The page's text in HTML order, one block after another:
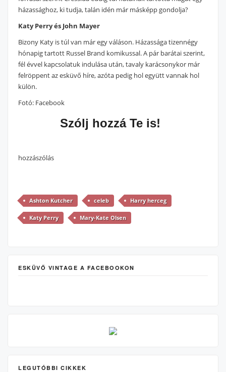
házassághoz, ki tudja, talán idén már másképp gondolja?
Katy Perry és John Mayer
Bizony Katy is túl van már egy váláson. Házassága tizennégy
hónapig tartott Russel Brand komikussal. A pár barátai szerint,
fél évvel kapcsolatuk indulása után, tavaly karácsonykor már
felröppent az esküvő híre, azóta pedig hol együtt vannak hol
külön.
Fotó: Facebook
Szólj hozzá Te is!
hozzászólás
Ashton Kutcher celeb Harry herceg
Katy Perry Mary-Kate Olsen
ESKÜVŐ VINTAGE A FACEBOOKON
LEGUTÓBBI CIKKEK